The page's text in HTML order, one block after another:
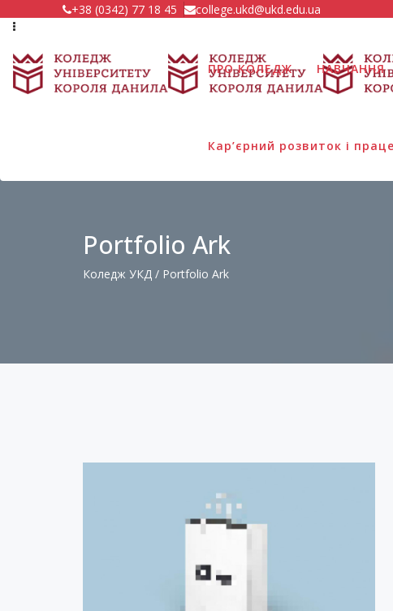
+38 (0342) 77 18 45 college.ukd@ukd.edu.ua
ПРО КОЛЕДЖ НАВЧАННЯ
Кар’єрний розвиток і
Portfolio Ark
Коледж УКД / Portfolio Ark